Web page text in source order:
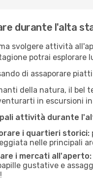
durante l'alta
svolgere attività
potrai esplorare
di assaporare
della natura, il bel
in escursioni
attività durante
i quartieri storici:
nelle principali
i mercati all'aperto:
gustative e